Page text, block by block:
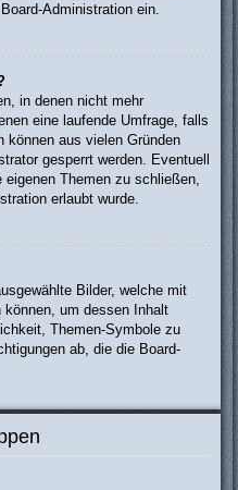
Administration ein.
in denen nicht mehr
eine laufende Umfrage, falls
können aus vielen Gründen
gesperrt werden. Eventuell
Themen zu schließen,
erlaubt wurde.
Bilder, welche mit
können, um dessen Inhalt
Themen-Symbole zu
ab, die die Board-